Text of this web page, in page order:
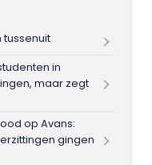
tussenuit
in
maar zegt
op Avans:
gingen